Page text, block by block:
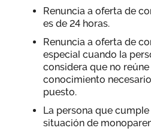
Renuncia a oferta de
es de 24 horas.
Renuncia a oferta de
especial cuando la
considera que no
conocimiento
puesto.
La persona que
situación de